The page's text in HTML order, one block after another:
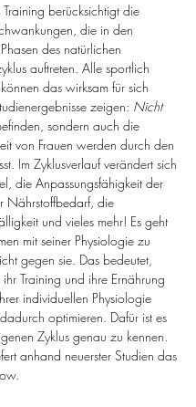
Training berücksichtigt die
die in den
des natürlichen
auftreten. Alle sportlich
das wirksam für sich
zeigen: Nicht
sondern auch die
von Frauen werden durch den
Im Zyklusverlauf verändert sich
die Anpassungsfähigkeit der
Nährstoffbedarf, die
und vieles mehr! Es geht
mit seiner Physiologie zu
gegen sie. Das bedeutet,
Training und ihre Ernährung
individuellen Physiologie
optimieren. Dafür ist es
Zyklus genau zu kennen.
anhand neuerster Studien das